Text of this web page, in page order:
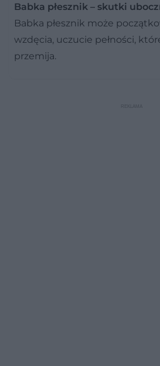
Babka płesznik – skutki
Babka płesznik może
wzdęcia, uczucie pełności,
przemija.